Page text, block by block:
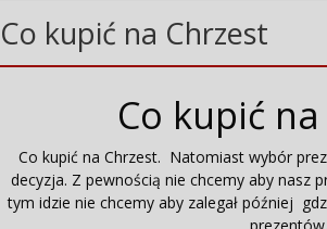
Co kupić na Chrzest
Co kupić
Co kupić na Chrzest. Natomiast wybór
decyzja. Z pewnością nie chcemy aby nasz
tym idzie nie chcemy aby zalegał później